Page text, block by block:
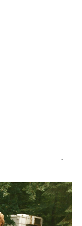
Peter Zech -